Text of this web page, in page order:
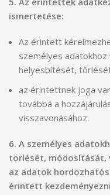
ismertetése:
Az érintett
személyes
helyesbítését,
az érintettnek joga
továbbá a
visszavonásához.
6. A személyes
törlését, módosítását,
az adatok
érintett kezdeményezni